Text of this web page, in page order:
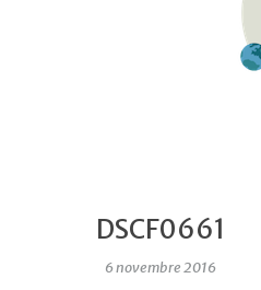
DSCF0661
6 novembre 2016